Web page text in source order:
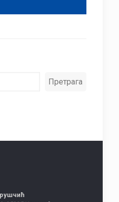
Претрага